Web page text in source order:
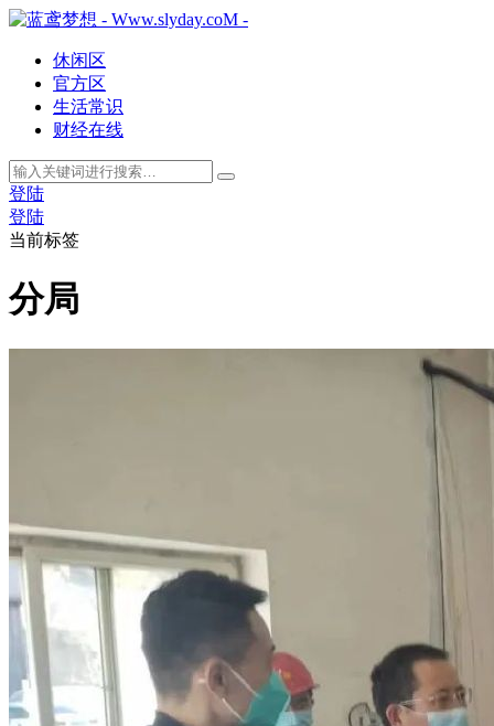
休闲区
官方区
生活常识
财经在线
登陆
登陆
当前标签
分局